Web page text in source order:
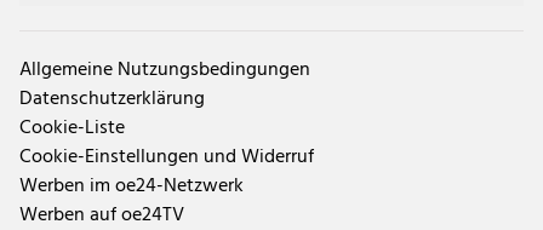
Allgemeine Nutzungsbedingungen
Datenschutzerklärung
Cookie-Liste
Cookie-Einstellungen und Widerruf
Werben im oe24-Netzwerk
Werben auf oe24TV